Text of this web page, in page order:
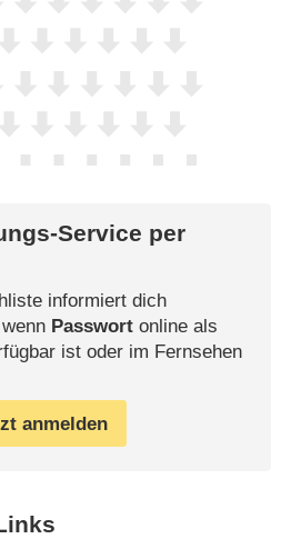
Service per
informiert dich
Passwortonline als
ist oder im Fernsehen
anmelden